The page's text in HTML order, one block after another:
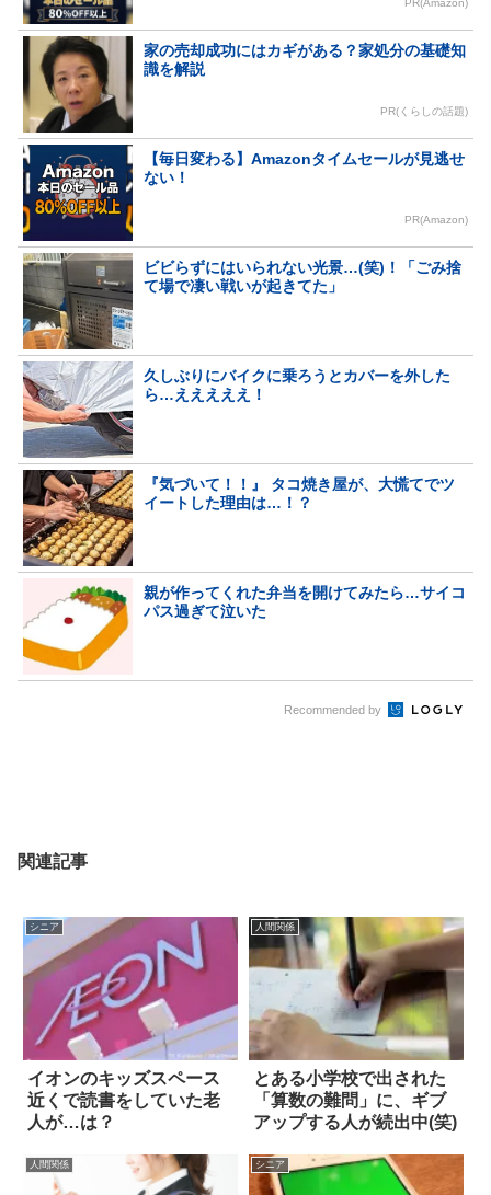
PR(Amazon)
家の売却成功にはカギがある？家処分の基礎知
識を解説
PR(くらしの話題)
【毎日変わる】Amazonタイムセールが見逃せ
ない！
PR(Amazon)
ビビらずにはいられない光景…(笑)！「ごみ捨
て場で凄い戦いが起きてた」
久しぶりにバイクに乗ろうとカバーを外した
ら…えええええ！
『気づいて！！』 タコ焼き屋が、大慌てでツ
イートした理由は…！？
親が作ってくれた弁当を開けてみたら…サイコ
パス過ぎて泣いた
Recommended by
関連記事
シニア
イオンのキッズスペース
近くで読書をしていた老
人が…は？
人間関係
とある小学校で出された
「算数の難問」に、ギブ
アップする人が続出中(笑)
人間関係 シニア